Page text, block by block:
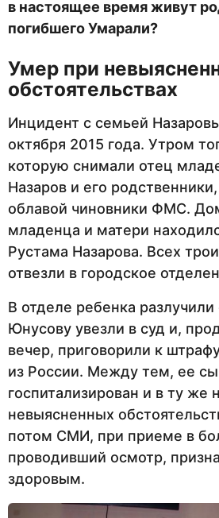
в настоящее время живут
погибшего Умарали?
Умер при
обстоятельствах
Инцидент с семьей
октября 2015 года. Утром
которую снимали отец
Назаров и его
облавой чиновники ФМС.
младенца и матери
Рустама Назарова. Всех
отвезли в городское
В отделе ребенка
Юнусову увезли в суд и,
вечер, приговорили к
из России. Между тем, ее
госпитализирован и в ту же
невыясненных
потом СМИ, при приеме в
проводивший осмотр,
здоровым.